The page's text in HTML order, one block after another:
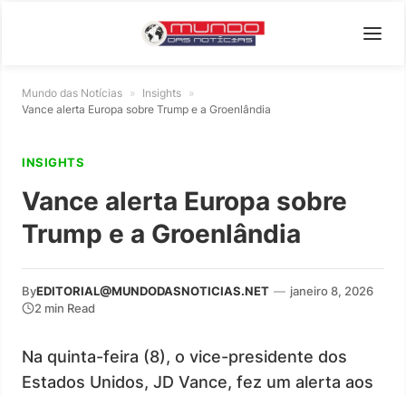
Mundo das Notícias » Insights »
Vance alerta Europa sobre Trump e a Groenlândia
INSIGHTS
Vance alerta Europa sobre
Trump e a Groenlândia
ByEDITORIAL@MUNDODASNOTICIAS.NET — janeiro 8, 2026
2 min Read
Na quinta-feira (8), o vice-presidente dos
Estados Unidos, JD Vance, fez um alerta aos